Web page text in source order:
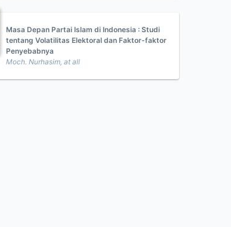
Masa Depan Partai Islam di Indonesia : Studi
tentang Volatilitas Elektoral dan Faktor-faktor
Penyebabnya
Moch. Nurhasim, at all